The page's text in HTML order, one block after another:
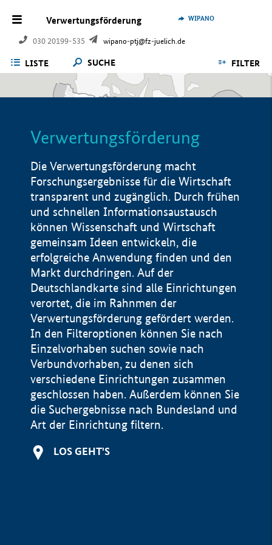
Verwertungsförderung
030 20199-535 wipano-ptj@fz-juelich.de
WIPANO
LISTE SUCHE FILTER
Verwertungsförderung
Die Verwertungsförderung macht
Forschungsergebnisse für die Wirtschaft
transparent und zugänglich. Durch frühen
und schnellen Informationsaustausch
können Wissenschaft und Wirtschaft
gemeinsam Ideen entwickeln, die
erfolgreiche Anwendung finden und den
Markt durchdringen. Auf der
Deutschlandkarte sind alle Einrichtungen
verortet, die im Rahnmen der
Verwertungsförderung gefördert werden.
In den Filteroptionen können Sie nach
Einzelvorhaben suchen sowie nach
Verbundvorhaben, zu denen sich
verschiedene Einrichtungen zusammen
geschlossen haben. Außerdem können Sie
die Suchergebnisse nach Bundesland und
Art der Einrichtung filtern.
LOS GEHT'S